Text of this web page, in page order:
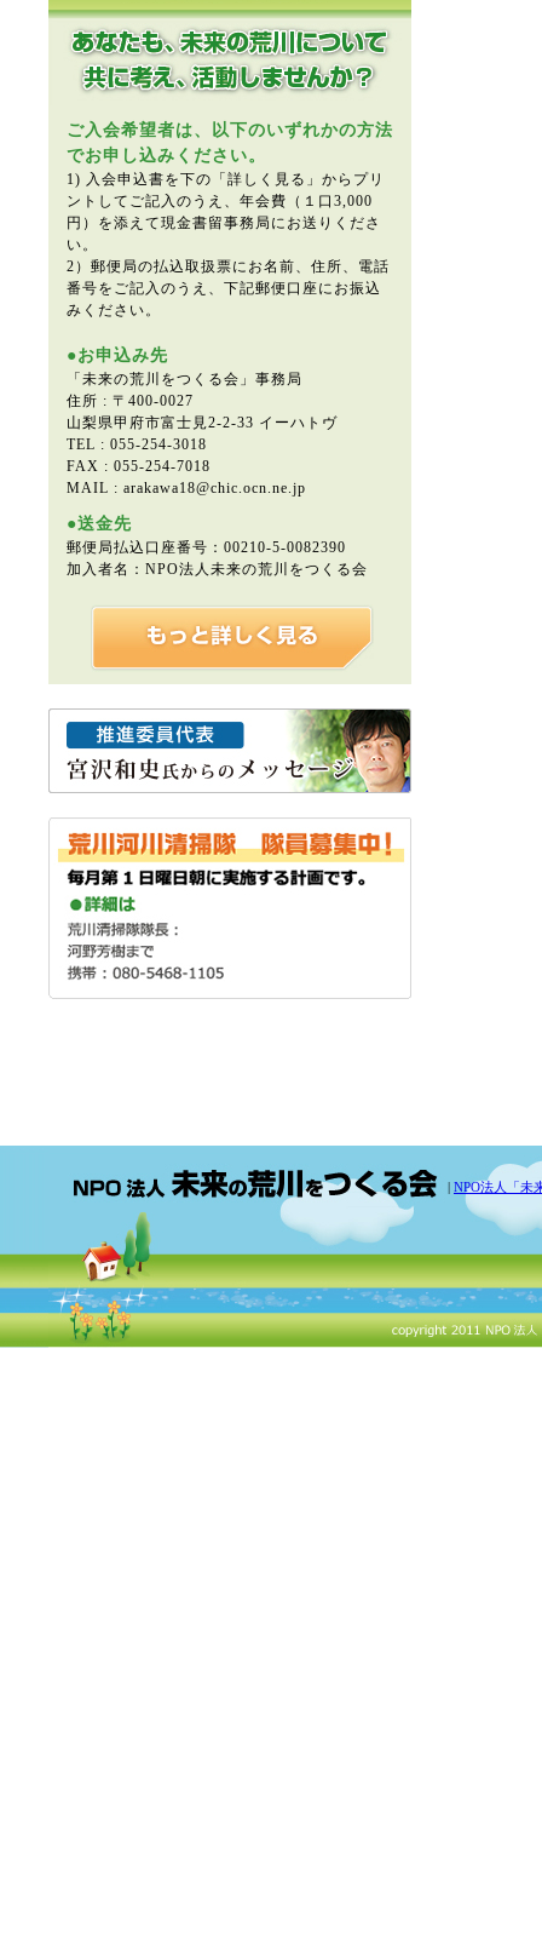
ご入会希望者は、以下のいずれかの方法
でお申し込みください。
1) 入会申込書を下の「詳しく見る」からプリ
ントしてご記入のうえ、年会費（１口3,000
円）を添えて現金書留事務局にお送りくださ
い。
2）郵便局の払込取扱票にお名前、住所、電話
番号をご記入のうえ、下記郵便口座にお振込
みください。
●お申込み先
「未来の荒川をつくる会」事務局
住所 : 〒400-0027
山梨県甲府市富士見2-2-33 イーハトヴ
TEL : 055-254-3018
FAX : 055-254-7018
MAIL : arakawa18@chic.ocn.ne.jp
●送金先
郵便局払込口座番号：00210-5-0082390
加入者名：NPO法人未来の荒川をつくる会
| NPO法人「未